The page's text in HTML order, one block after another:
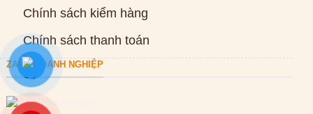
Chính sách kiểm hàng
Chính sách thanh toán
ZALO DOANH NGHIỆP